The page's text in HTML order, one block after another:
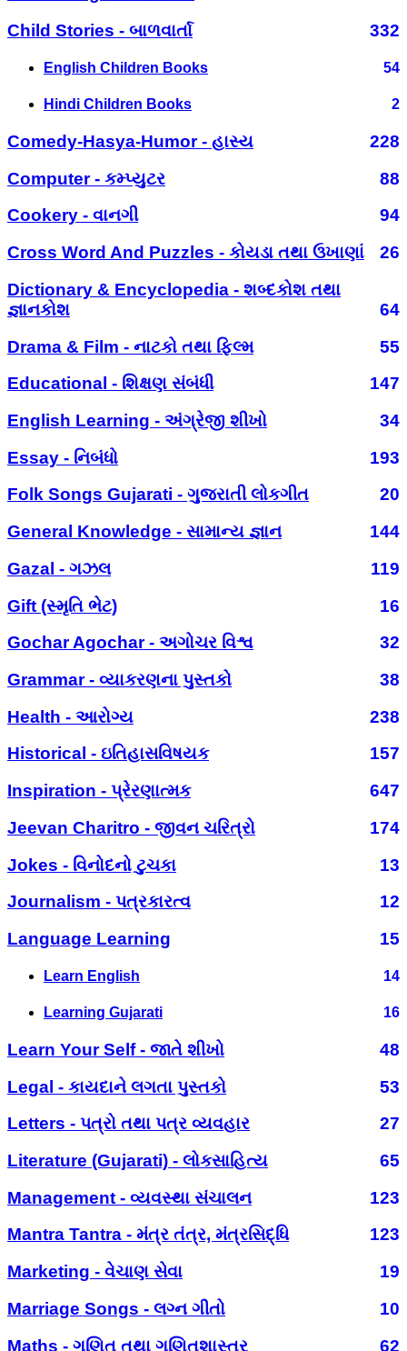
Child Stories - બાળવાર્તા
332
English Children Books 54
Hindi Children Books 2
Comedy-Hasya-Humor - હાસ્ય
228
Computer - કમ્પ્યુટર
88
Cookery - વાનગી
94
Cross Word And Puzzles - કોયડા તથા ઉખાણાં
26
Dictionary & Encyclopedia - શબ્દકોશ તથા
જ્ઞાનકોશ
64
Drama & Film - નાટકો તથા ફિલ્મ
55
Educational - શિક્ષણ સંબંધી
147
English Learning - અંગ્રેજી શીખો
34
Essay - નિબંધો
193
Folk Songs Gujarati - ગુજરાતી લોકગીત
20
General Knowledge - સામાન્ય જ્ઞાન
144
Gazal - ગઝલ
119
Gift (સ્મૃતિ ભેટ)
16
Gochar Agochar - અગોચર વિશ્વ
32
Grammar - વ્યાકરણના પુસ્તકો
38
Health - આરોગ્ય
238
Historical - ઇતિહાસવિષયક
157
Inspiration - પ્રેરણાત્મક
647
Jeevan Charitro - જીવન ચરિત્રો
174
Jokes - વિનોદનો ટુચકા
13
Journalism - પત્રકારત્વ
12
Language Learning
15
Learn English 14
Learning Gujarati 16
Learn Your Self - જાતે શીખો
48
Legal - કાયદાને લગતા પુસ્તકો
53
Letters - પત્રો તથા પત્ર વ્યવહાર
27
Literature (Gujarati) - લોકસાહિત્ય
65
Management - વ્યવસ્થા સંચાલન
123
Mantra Tantra - મંત્ર તંત્ર, મંત્રસિદ્ધિ
123
Marketing - વેચાણ સેવા
19
Marriage Songs - લગ્ન ગીતો
10
Maths - ગણિત તથા ગણિતશાસ્ત્ર
62